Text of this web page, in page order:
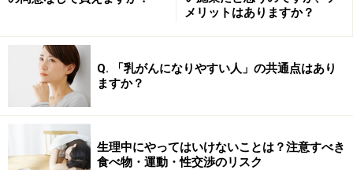
集中力や記憶力が弱くなる
気分が変化しやすい
せかせかする
興味に欠ける
自分を責める
メリットはありますか？
Q. 「乳がんになりやすい人」の共通点はあり
ますか？
生理中にやってはいけないことは？注意すべき
食べ物・運動・性交渉のリスク